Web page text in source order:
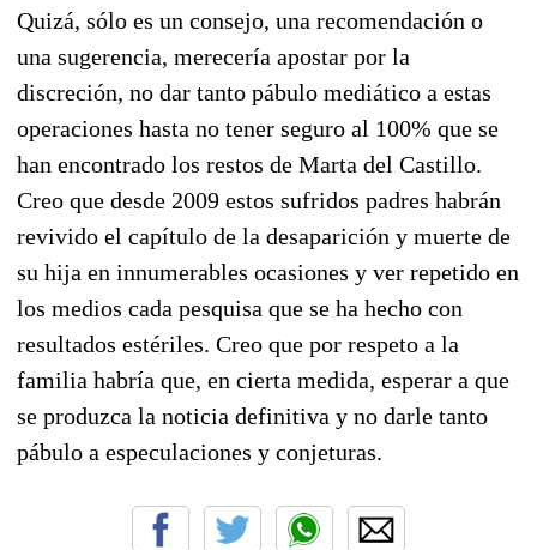
Quizá, sólo es un consejo, una recomendación o
una sugerencia, merecería apostar por la
discreción, no dar tanto pábulo mediático a estas
operaciones hasta no tener seguro al 100% que se
han encontrado los restos de Marta del Castillo.
Creo que desde 2009 estos sufridos padres habrán
revivido el capítulo de la desaparición y muerte de
su hija en innumerables ocasiones y ver repetido en
los medios cada pesquisa que se ha hecho con
resultados estériles. Creo que por respeto a la
familia habría que, en cierta medida, esperar a que
se produzca la noticia definitiva y no darle tanto
pábulo a especulaciones y conjeturas.